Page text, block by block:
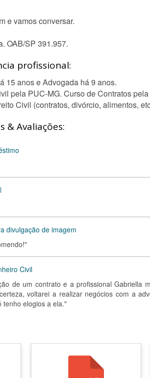
e vamos conversar.
OAB/SP 391.957.
profissional:
15 anos e Advogada há 9 anos.
pela PUC-MG. Curso de Contratos
Civil (contratos, divórcio, alimentos,
& Avaliações:
divulgação de imagem
Civil
de um contrato e a profissional Gabriella
voltarei a realizar negócios com a
tenho elogios a ela."